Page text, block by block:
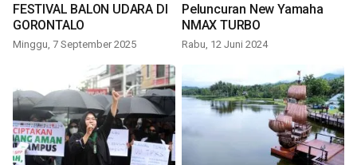
FESTIVAL BALON UDARA DI
GORONTALO
Minggu, 7 September 2025
Peluncuran New Yamaha
NMAX TURBO
Rabu, 12 Juni 2024